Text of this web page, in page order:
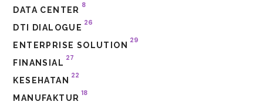
DATA CENTER
8
DTI DIALOGUE
26
ENTERPRISE SOLUTION
29
FINANSIAL
27
KESEHATAN
22
MANUFAKTUR
18